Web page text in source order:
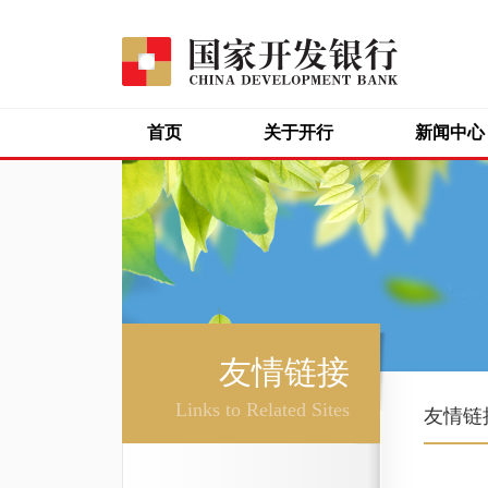
首页 关于开行 新闻中心
友情链接
Links to Related Sites 友情链